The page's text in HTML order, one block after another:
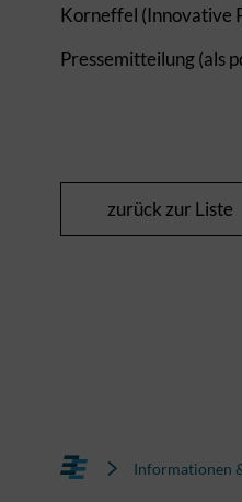
Korneffel (Innovative
Pressemitteilung (als
zurück zur Liste
Informationen